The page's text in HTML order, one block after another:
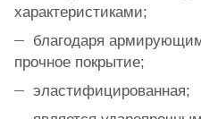
характеристиками;
благодаря
прочное покрытие;
эластифицированная;